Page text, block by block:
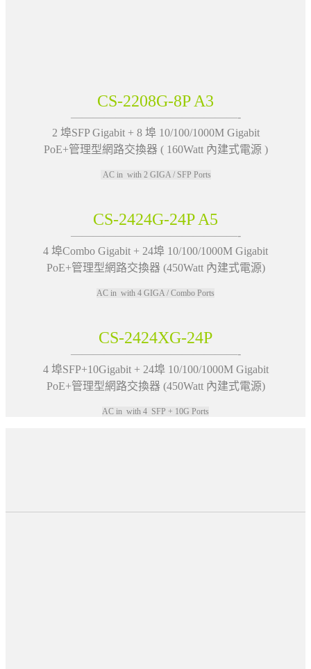
CS-2208G-8P A3
———————————————-
2 埠SFP Gigabit + 8 埠 10/100/1000M Gigabit
PoE+管理型網路交換器 ( 160Watt 內建式電源 )
AC in with 2 GIGA / SFP Ports
CS-2424G-24P A5
———————————————-
4 埠Combo Gigabit + 24埠 10/100/1000M Gigabit
PoE+管理型網路交換器 (450Watt 內建式電源)
AC in with 4 GIGA / Combo Ports
CS-2424XG-24P
———————————————-
4 埠SFP+10Gigabit + 24埠 10/100/1000M Gigabit
PoE+管理型網路交換器 (450Watt 內建式電源)
AC in with 4 SFP + 10G Ports